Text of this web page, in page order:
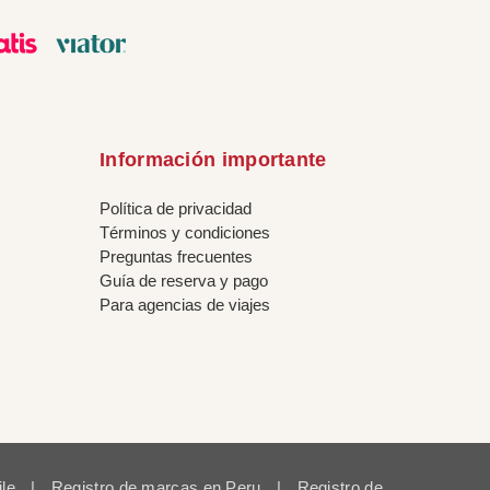
Información importante
Política de privacidad
Términos y condiciones
Preguntas frecuentes
Guía de reserva y pago
Para agencias de viajes